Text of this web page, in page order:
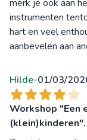
merk je ook aan
instrumenten
hart en veel
aanbevelen aan
Hilde•01/03/
Workshop "Een
(klein)kinderen".